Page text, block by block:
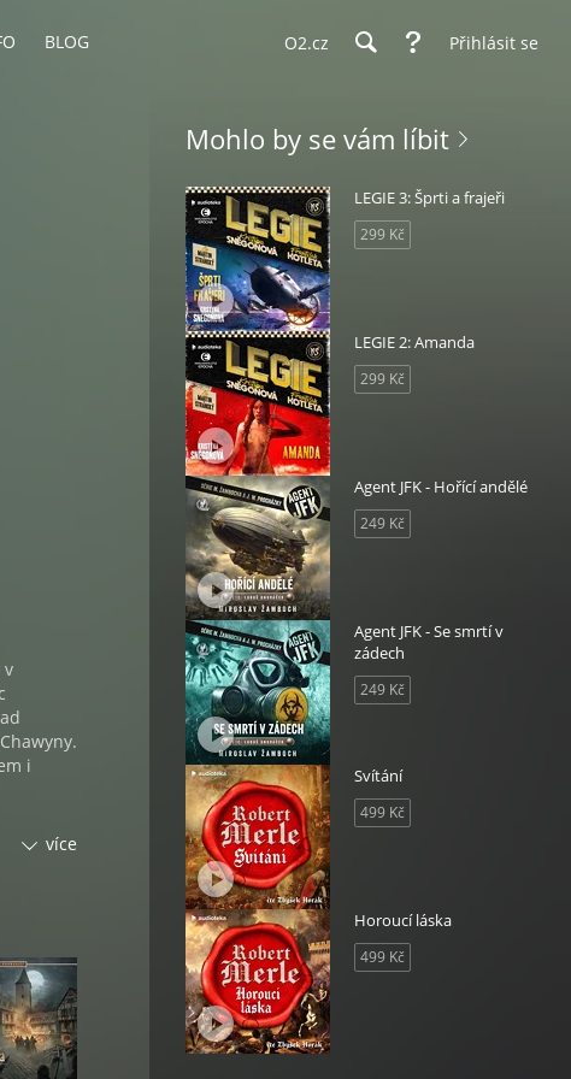
BLOG O2.cz Přihlásit se
v
i
v
a
a také
více
Mohlo by se vám líbit
LEGIE 3: Šprti a frajeři
299 Kč
LEGIE 2: Amanda
299 Kč
Agent JFK - Hořící andělé
249 Kč
Agent JFK - Se smrtí v
zádech
249 Kč
Svítání
499 Kč
Horoucí láska
499 Kč